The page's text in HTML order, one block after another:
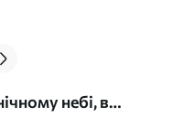
небі, в
дерев і квітучих